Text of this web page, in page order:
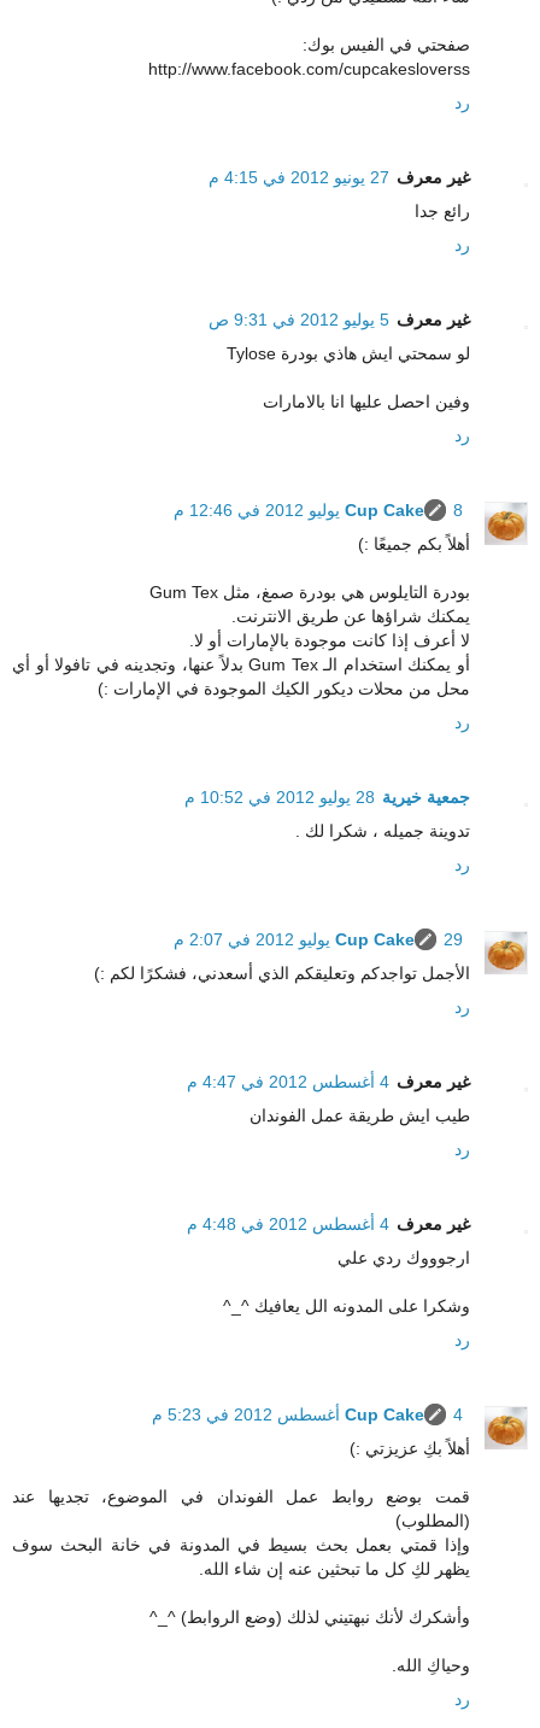
صفحتي في الفيس بوك:
http://www.facebook.com/cupcakesloverss
رد
غير معرف 27 يونيو 2012 في 4:15 م
رائع جدا
رد
غير معرف 5 يوليو 2012 في 9:31 ص
لو سمحتي ايش هاذي بودرة Tylose
وفين احصل عليها انا بالامارات
رد
Cup Cake
8 يوليو 2012 في 12:46 م
أهلاً بكم جميعًا :)
بودرة التايلوس هي بودرة صمغ، مثل Gum Tex
يمكنك شراؤها عن طريق الانترنت.
لا أعرف إذا كانت موجودة بالإمارات أو لا.
أو يمكنك استخدام الـ Gum Tex بدلاً عنها، وتجدينه في تافولا أو أي
محل من محلات ديكور الكيك الموجودة في الإمارات :)
رد
جمعية خيرية 28 يوليو 2012 في 10:52 م
تدوينة جميله ، شكرا لك .
رد
Cup Cake
29 يوليو 2012 في 2:07 م
الأجمل تواجدكم وتعليقكم الذي أسعدني، فشكرًا لكم :)
رد
غير معرف 4 أغسطس 2012 في 4:47 م
طيب ايش طريقة عمل الفوندان
رد
غير معرف 4 أغسطس 2012 في 4:48 م
ارجوووك ردي علي
وشكرا على المدونه الل يعافيك ^_^
رد
Cup Cake
4 أغسطس 2012 في 5:23 م
أهلاً بكِ عزيزتي :)
قمت بوضع روابط عمل الفوندان في الموضوع، تجديها عند
(المطلوب)
وإذا قمتي بعمل بحث بسيط في المدونة في خانة البحث سوف
يظهر لكِ كل ما تبحثين عنه إن شاء الله.
وأشكرك لأنك نبهتيني لذلك (وضع الروابط) ^_^
وحياكِ الله.
رد